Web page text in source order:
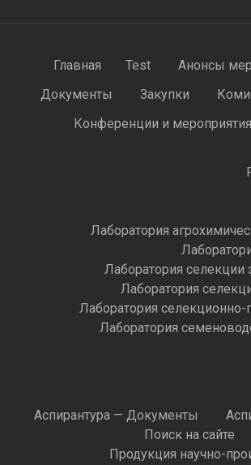
Главная Test Анонсы
Документы
Закупки
Конференции и мероприятия
Лаборатория
Лаборатория селекции
Лаборатория
Лаборатория селекционно-
Лаборатория
Аспирантура — Документы
Поиск на сайте
Продукция научно-